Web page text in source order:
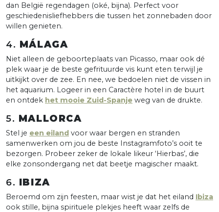
dan België regendagen (oké, bijna). Perfect voor
geschiedenisliefhebbers die tussen het zonnebaden door
willen genieten.
4. MÁLAGA
Niet alleen de geboorteplaats van Picasso, maar ook dé
plek waar je de beste gefrituurde vis kunt eten terwijl je
uitkijkt over de zee. En nee, we bedoelen niet de vissen in
het aquarium. Logeer in een Caractère hotel in de buurt
en ontdek het mooie Zuid-Spanje weg van de drukte.
5. MALLORCA
Stel je een eiland voor waar bergen en stranden
samenwerken om jou de beste Instagramfoto’s ooit te
bezorgen. Probeer zeker de lokale likeur ‘Hierbas’, die
elke zonsondergang net dat beetje magischer maakt.
6. IBIZA
Beroemd om zijn feesten, maar wist je dat het eiland Ibiza
ook stille, bijna spirituele plekjes heeft waar zelfs de